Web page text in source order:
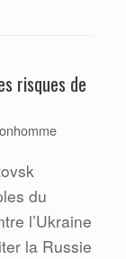
risques de
du
l’Ukraine
la Russie